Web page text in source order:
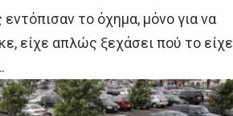
το όχημα, μόνο για να
είχε απλώς ξεχάσει πού το είχε